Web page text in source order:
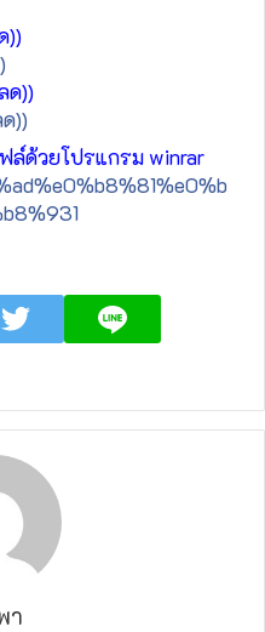
))
ด))
))
ล์ด้วยโปรแกรม winrar
า